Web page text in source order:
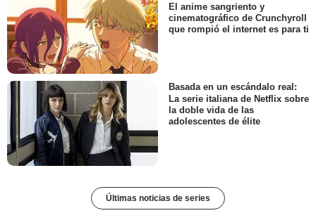
El anime sangriento y
cinematográfico de Crunchyroll
que rompió el internet es para ti
Basada en un escándalo real:
La serie italiana de Netflix sobre
la doble vida de las
adolescentes de élite
Últimas noticias de series